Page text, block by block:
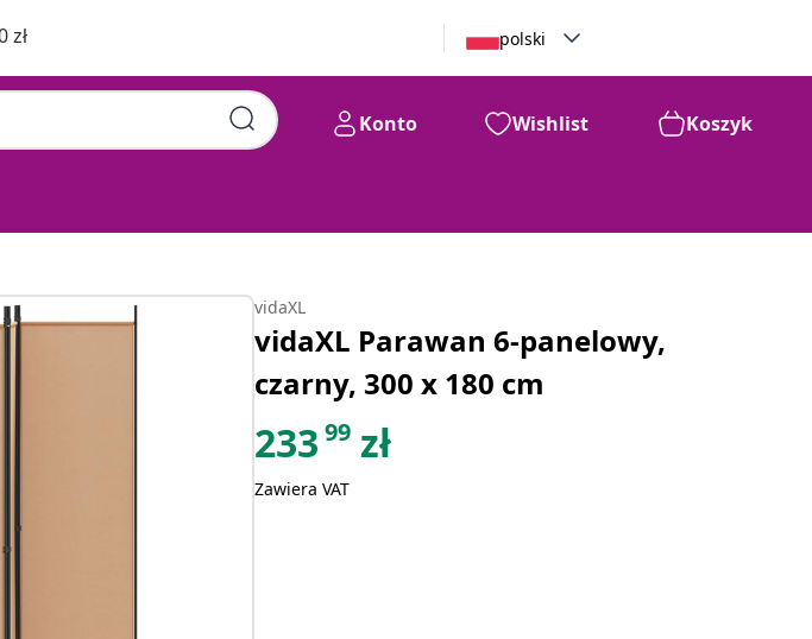
Darmowa dostawa od 300 zł polski
Konto Wishlist Koszyk
vidaXL
vidaXL Parawan 6-panelowy,
czarny, 300 x 180 cm
233 99 zł
Zawiera VAT